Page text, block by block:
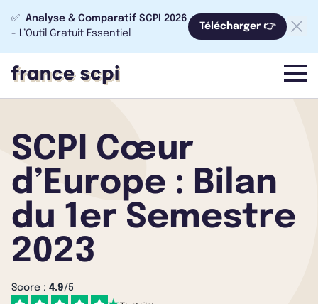
✅ Analyse & Comparatif SCPI 2026
- L’Outil Gratuit Essentiel
Télécharger 👉
menu
SCPI Cœur
d’Europe : Bilan
du 1er Semestre
2023
Score : 4.9/5